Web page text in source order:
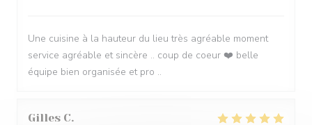
Une cuisine à la hauteur du lieu très agréable moment
service agréable et sincère .. coup de coeur ❤️ belle
équipe bien organisée et pro ..
Gilles C